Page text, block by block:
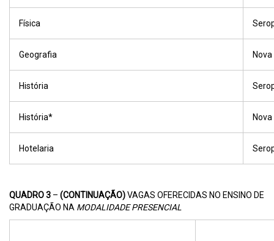
Física
Geografia
História
História*
Hotelaria
QUADRO 3 – (CONTINUAÇÃO)VAGAS OFERECIDAS NO ENSINO DE
GRADUAÇÃO NA MODALIDADE PRESENCIAL